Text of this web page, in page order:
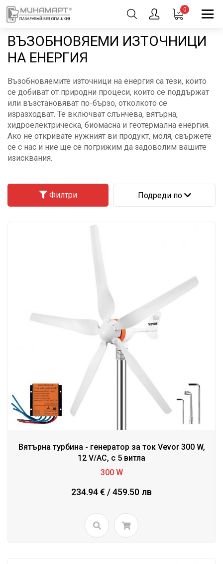
0
ВЪЗОБНОВЯЕМИ ИЗТОЧНИЦИ
НА ЕНЕРГИЯ
Възобновяемите източници на енергия са тези, които
се добиват от природни процеси, които се поддържат
или възстановяват по-бързо, отколкото се
изразходват. Те включват слънчева, вятърна,
хидроелектрическа, биомасна и геотермална енергия.
Ако не откривате нужният ви продукт, моля, свържете
се с нас и ние ще се погрижим да задоволим вашите
изисквания.
Филтри Подреди по
Вятърна турбина - генератор за ток Vevor 300 W,
12 V/AC, с 5 витла
300 W
234.94 € / 459.50 лв